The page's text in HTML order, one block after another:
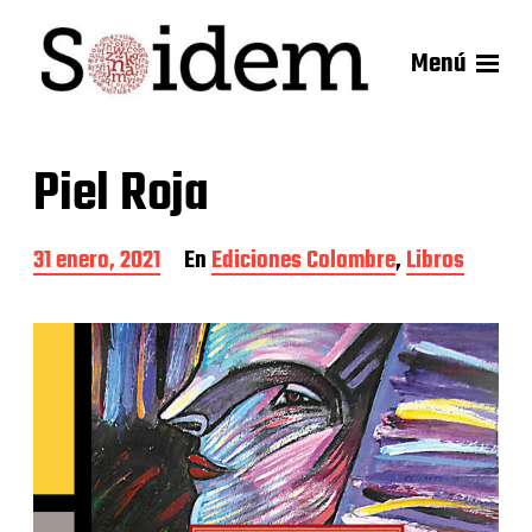
Menú
Piel Roja
F
e
h
n
t
31 enero, 2021 EnEdiciones Colombre,Libros